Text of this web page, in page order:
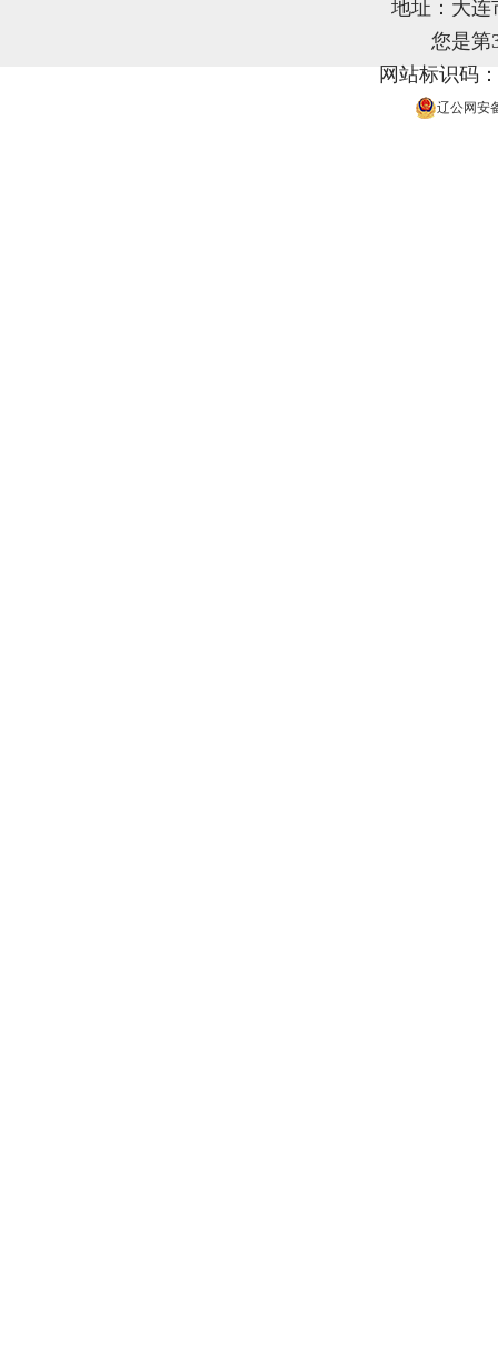
地址：大连
您是第
网站标识码
辽公网安